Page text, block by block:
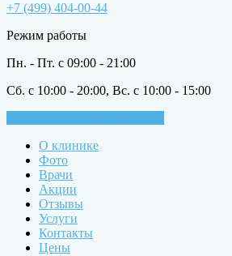
+7 (499) 404-00-44
Режим работы
Пн. - Пт. с 09:00 - 21:00
Сб. с 10:00 - 20:00, Вс. с 10:00 - 15:00
О клинике
Фото
Врачи
Акции
Отзывы
Услуги
Контакты
Цены